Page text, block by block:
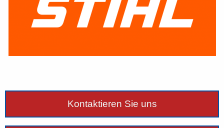
Kontaktieren Sie uns